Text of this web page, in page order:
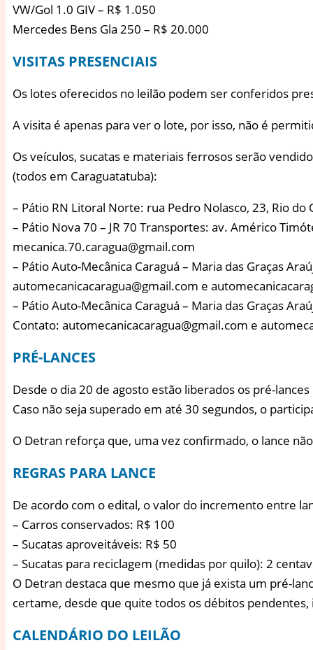
VW/Gol 1.0 GIV – R$ 1.050
Mercedes Bens Gla 250 – R$ 20.000
VISITAS PRESENCIAIS
Os lotes oferecidos no leilão podem ser conferidos
A visita é apenas para ver o lote, por isso, não é
Os veículos, sucatas e materiais ferrosos serão
(todos em Caraguatatuba):
– Pátio RN Litoral Norte: rua Pedro Nolasco, 23, Rio
– Pátio Nova 70 – JR 70 Transportes: av. Américo
mecanica.70.caragua@gmail.com
– Pátio Auto-Mecânica Caraguá – Maria das Graças
automecanicacaragua@gmail.com e
– Pátio Auto-Mecânica Caraguá – Maria das Graças
Contato: automecanicacaragua@gmail.com e
PRÉ-LANCES
Desde o dia 20 de agosto estão liberados os pré-
Caso não seja superado em até 30 segundos, o
O Detran reforça que, uma vez confirmado, o lance
REGRAS PARA LANCE
De acordo com o edital, o valor do incremento entre
– Carros conservados: R$ 100
– Sucatas aproveitáveis: R$ 50
– Sucatas para reciclagem (medidas por quilo): 2
O Detran destaca que mesmo que já exista um pré-
certame, desde que quite todos os débitos
CALENDÁRIO DO LEILÃO